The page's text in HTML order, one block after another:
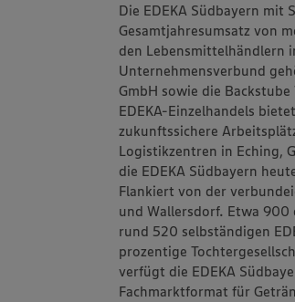
Die EDEKA Südbayern mit
Gesamtjahresumsatz von
den Lebensmittelhändlern
Unternehmensverbund
GmbH sowie die
EDEKA-Einzelhandels
zukunftssichere
Logistikzentren in Eching,
die EDEKA Südbayern
Flankiert von der
und Wallersdorf. Etwa 900
rund 520 selbständigen
prozentige
verfügt die EDEKA
Fachmarktformat für